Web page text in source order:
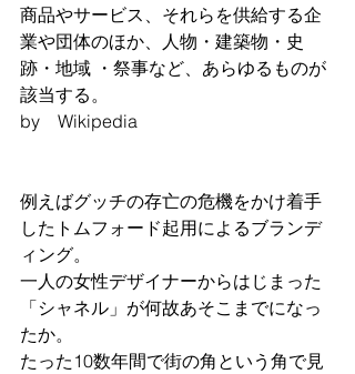
商品やサービス、それらを供給する企
業や団体のほか、人物・建築物・史
跡・地域 ・祭事など、あらゆるものが
該当する。
by　Wikipedia
例えばグッチの存亡の危機をかけ着手
したトムフォード起用によるブランデ
ィング。
一人の女性デザイナーからはじまった
「シャネル」が何故あそこまでになっ
たか。
たった10数年間で街の角という角で見